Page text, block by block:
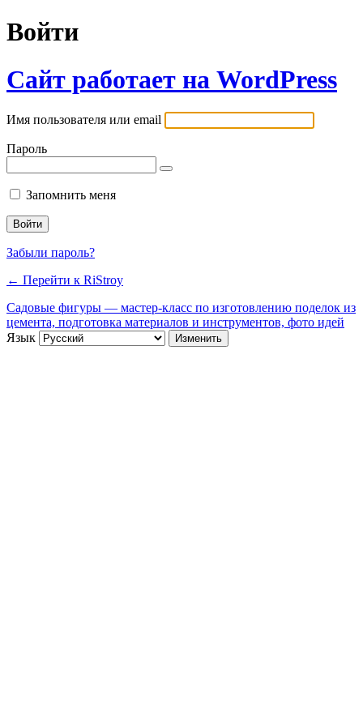
Войти
Сайт работает на WordPress
Имя пользователя или email
Пароль
Запомнить меня
Забыли пароль?
← Перейти к RiStroy
Садовые фигуры — мастер-класс по изготовлению поделок из
цемента, подготовка материалов и инструментов, фото идей
Язык